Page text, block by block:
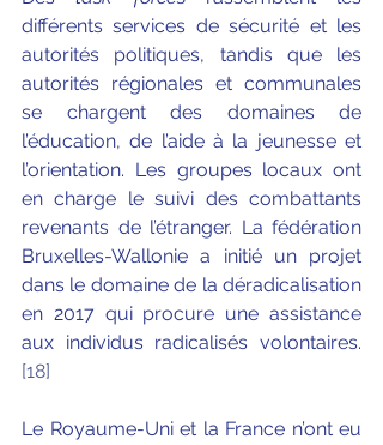
différents services de sécurité et les
autorités politiques, tandis que les
autorités régionales et communales
se chargent des domaines de
l’éducation, de l’aide à la jeunesse et
l’orientation. Les groupes locaux ont
en charge le suivi des combattants
revenants de l’étranger. La fédération
Bruxelles-Wallonie a initié un projet
dans le domaine de la déradicalisation
en 2017 qui procure une assistance
[18]
Le Royaume-Uni et la France n’ont eu